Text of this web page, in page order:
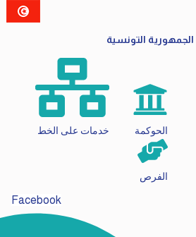
التونسية
الحوكمة خدمات على الخط
الفرص
Facebook